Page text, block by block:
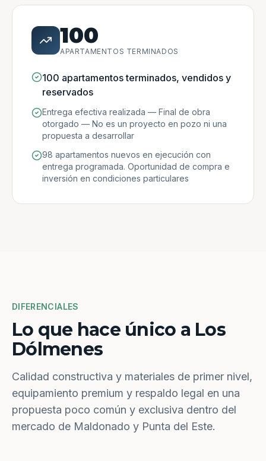
100
APARTAMENTOS TERMINADOS
100 apartamentos terminados, vendidos y
reservados
Entrega efectiva realizada — Final de obra
otorgado — No es un proyecto en pozo ni una
propuesta a desarrollar
98 apartamentos nuevos en ejecución con
entrega programada. Oportunidad de compra e
inversión en condiciones particulares
DIFERENCIALES
Lo que hace único a Los
Dólmenes
Calidad constructiva y materiales de primer nivel,
equipamiento premium y respaldo legal en una
propuesta poco común y exclusiva dentro del
mercado de Maldonado y Punta del Este.